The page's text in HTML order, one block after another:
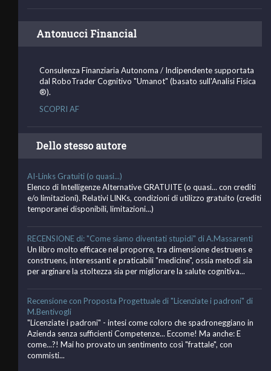
Antonucci Financial
Consulenza Finanziaria Autonoma / Indipendente supportata
dal RoboTrader Cognitivo "Umanot" (basato sull'Analisi Fisica
®).
SCOPRI AF
Dello stesso autore
AI-Links Gratuiti (o quasi...)
Elenco di Intelligenze Alternative GRATUITE (o quasi... con crediti
e/o limitazioni). Relativi LINKs, condizioni di utilizzo gratuito (crediti
temporanei disponibili, limitazioni...)
RECENSIONE di: "Come siamo diventati stupidi" di A.Massarenti
Un libro molto efficace nel proporre, tra dimensione destruens e
construens, interessanti e praticabili "medicine", ossia metodi sia
per arginare la stoltezza sia per migliorare la salute cognitiva...
Recensione con Proposta Progettuale di "Licenziate i padroni" di
M.Bentivogli
"Licenziate i padroni" - intesi come coloro che spadroneggiano in
Azienda senza sufficienti Competenze... Eccome! Ma anche: E
come...?! Mai ho provato un sentimento così "frattale", con
commisti...